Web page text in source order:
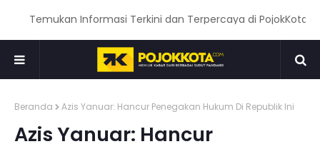
Temukan Informasi Terkini dan Terpercaya di
Beranda Azis Yanuar: Hancur Penegakan Hukum Di Republik Ini
Azis Yanuar: Hancur